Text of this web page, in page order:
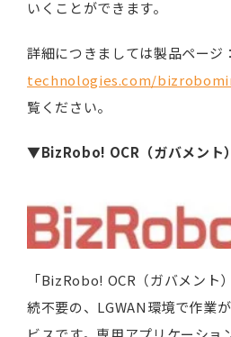
いくことができます。
詳細につきましては製品ページ：
technologies.com/
覧ください。
▼BizRobo! OCR （ガバメント）
「BizRobo! OCR（ガバメント
続不要の、LGWAN環境で作業